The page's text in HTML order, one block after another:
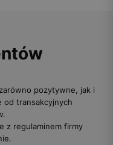
pozytywne, jak i
od transakcyjnych
z regulaminem firmy